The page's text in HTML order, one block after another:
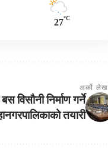
27°C
अर्को लेख
विसौनी निर्माण गर्ने
तयारी